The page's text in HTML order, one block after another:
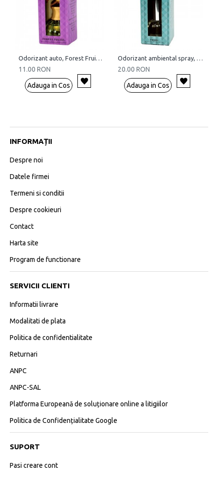
Odorizant auto, Forest Fruits, 5 ml
11.00 RON
Adauga in Cos
Odorizant ambiental spray, Fresh, 15 ml
20.00 RON
Adauga in Cos
INFORMAȚII
Despre noi
Datele firmei
Termeni si conditii
Despre cookieuri
Contact
Harta site
Program de functionare
SERVICII CLIENTI
Informatii livrare
Modalitati de plata
Politica de confidentialitate
Returnari
ANPC
ANPC-SAL
Platforma Europeană de soluționare online a litigiilor
Politica de Confidențialitate Google
SUPORT
Pasi creare cont